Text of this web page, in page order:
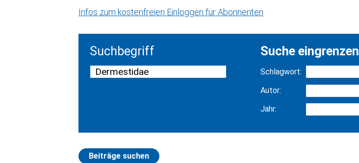
Infos zum kostenfreien Einloggen für Abonnenten
Suchbegriff Suche eingrenzen
Schlagwort:
Autor:
Jahr:
Beiträge suchen